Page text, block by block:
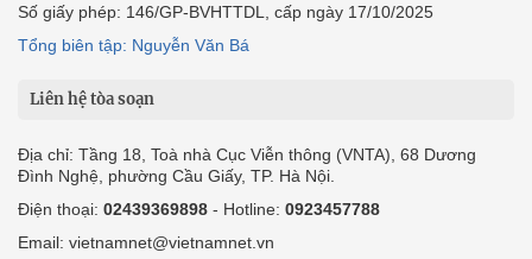
Số giấy phép: 146/GP-BVHTTDL, cấp ngày 17/10/2025
Tổng biên tập: Nguyễn Văn Bá
Liên hệ tòa soạn
Địa chỉ: Tầng 18, Toà nhà Cục Viễn thông (VNTA), 68 Dương
Đình Nghệ, phường Cầu Giấy, TP. Hà Nội.
Điện thoại: 02439369898 - Hotline: 0923457788
Email: vietnamnet@vietnamnet.vn